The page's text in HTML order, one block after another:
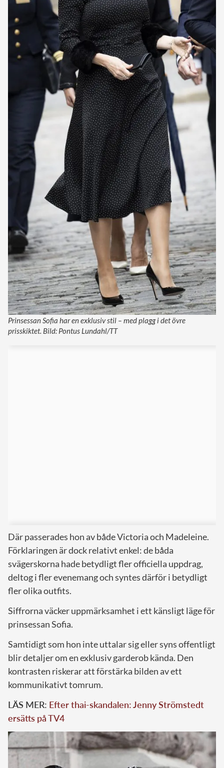
Prinsessan Sofia har en exklusiv stil – med plagg i det övre
prisskiktet. Bild: Pontus Lundahl/TT
Där passerades hon av både Victoria och Madeleine.
Förklaringen är dock relativt enkel: de båda
svägerskorna hade betydligt fler officiella uppdrag,
deltog i fler evenemang och syntes därför i betydligt
fler olika outfits.
Siffrorna väcker uppmärksamhet i ett känsligt läge för
prinsessan Sofia.
Samtidigt som hon inte uttalar sig eller syns offentligt
blir detaljer om en exklusiv garderob kända. Den
kontrasten riskerar att förstärka bilden av ett
kommunikativt tomrum.
LÄS MER: Efter thai-skandalen: Jenny Strömstedt
ersätts på TV4